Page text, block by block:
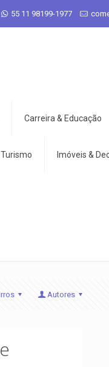
55 11 98199-1977
Carreira & Educação
Imóveis &
Autores